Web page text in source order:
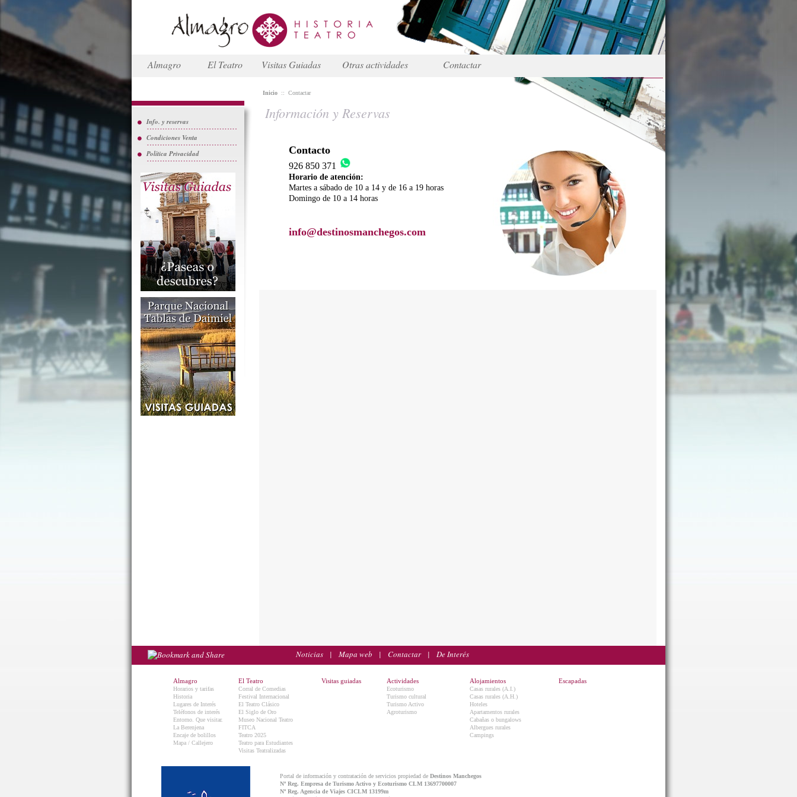
Almagro El Teatro Visitas Guiadas Otras actividades Contactar
Info. y reservas
Condiciones Venta
Política Privacidad
Inicio :: Contactar
Información y Reservas
Contacto
926 850 371
Horario de atención:
Martes a sábado de 10 a 14 y de 16 a 19 horas
Domingo de 10 a 14 horas
info@destinosmanchegos.com
Noticias | Mapa web | Contactar| De Interés
Almagro
Horarios y tarifas
Historia
Lugares de Interés
Teléfonos de interés
Entorno. Que visitar.
La Berenjena
Encaje de bolillos
Mapa / Callejero
El Teatro
Corral de Comedias
Festival Internacional
El Teatro Clásico
El Siglo de Oro
Museo Nacional Teatro
FITCA
Teatro 2025
Teatro para Estudiantes
Visitas Teatralizadas
Visitas guiadas Actividades
Ecoturismo
Turismo cultural
Turismo Activo
Agroturismo
Alojamientos
Casas rurales (A.I.)
Casas rurales (A.H.)
Hoteles
Apartamentos rurales
Cabañas o bungalows
Albergues rurales
Campings
Escapadas
Portal de información y contratación de servicios propiedad de Destinos Manchegos
Nº Reg. Empresa de Turismo Activo y Ecoturismo CLM 13697700007
Nº Reg. Agencia de Viajes CICLM 13199m